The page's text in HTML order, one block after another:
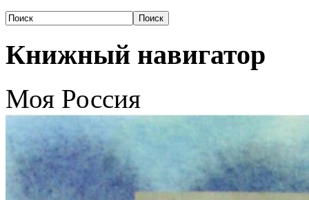
Книжный навигатор
Моя Россия